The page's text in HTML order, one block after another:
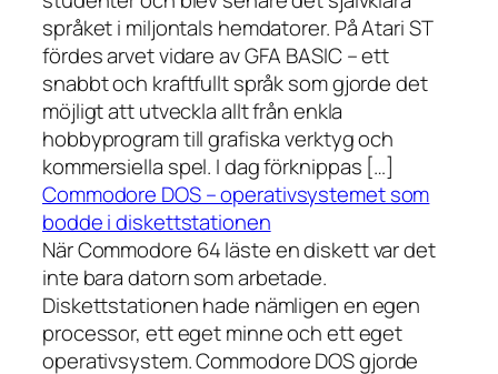
språket i miljontals hemdatorer. På Atari ST
fördes arvet vidare av GFA BASIC – ett
snabbt och kraftfullt språk som gjorde det
möjligt att utveckla allt från enkla
hobbyprogram till grafiska verktyg och
kommersiella spel. I dag förknippas […]
Commodore DOS – operativsystemet som
bodde i diskettstationen
När Commodore 64 läste en diskett var det
inte bara datorn som arbetade.
Diskettstationen hade nämligen en egen
processor, ett eget minne och ett eget
operativsystem. Commodore DOS gjorde